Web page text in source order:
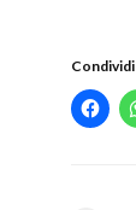
Condividi